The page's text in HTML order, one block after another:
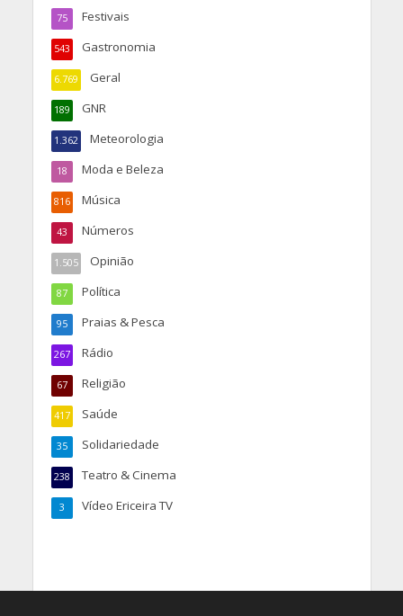
Festivais
75
Gastronomia
543
Geral
6.769
GNR
189
Meteorologia
1.362
Moda e Beleza
18
Música
816
Números
43
Opinião
1.505
Política
87
Praias & Pesca
95
Rádio
267
Religião
67
Saúde
417
Solidariedade
35
Teatro & Cinema
238
Vídeo Ericeira TV
3